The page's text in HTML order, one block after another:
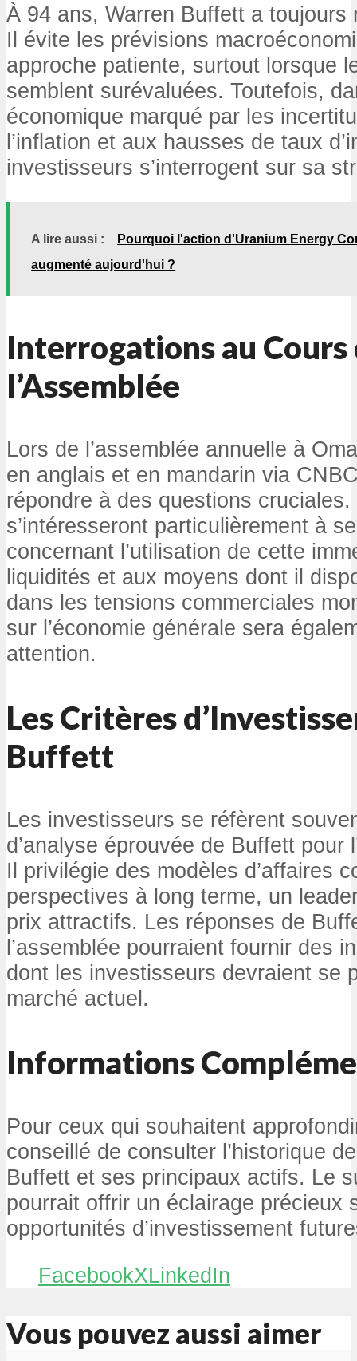
À 94 ans, Warren Buffett a toujours
Il évite les prévisions
approche patiente, surtout lorsque
semblent surévaluées. Toutefois,
économique marqué par les
l’inflation et aux hausses de taux
investisseurs s’interrogent sur sa
A lire aussi :
Pourquoi l'action d'Uranium Energy
augmenté aujourd'hui ?
Interrogations au Cours
l’Assemblée
Lors de l’assemblée annuelle à
en anglais et en mandarin via
répondre à des questions
s’intéresseront particulièrement à
concernant l’utilisation de cette
liquidités et aux moyens dont il
dans les tensions commerciales
sur l’économie générale sera
attention.
Les Critères
Buffett
Les investisseurs se réfèrent
d’analyse éprouvée de Buffett pour
Il privilégie des modèles d’affaires
perspectives à long terme, un
prix attractifs. Les réponses de
l’assemblée pourraient fournir des
dont les investisseurs devraient se
marché actuel.
Informations
Pour ceux qui souhaitent
conseillé de consulter l’historique
Buffett et ses principaux actifs. Le
pourrait offrir un éclairage précieux
opportunités d’investissement
FacebookXLinkedIn
Vous pouvez aussi aimer